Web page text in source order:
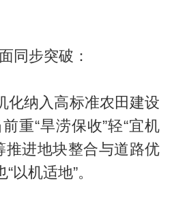
同步突破：
化纳入高标准农田建设
重“旱涝保收”轻“宜机
推进地块整合与道路优
以机适地”。